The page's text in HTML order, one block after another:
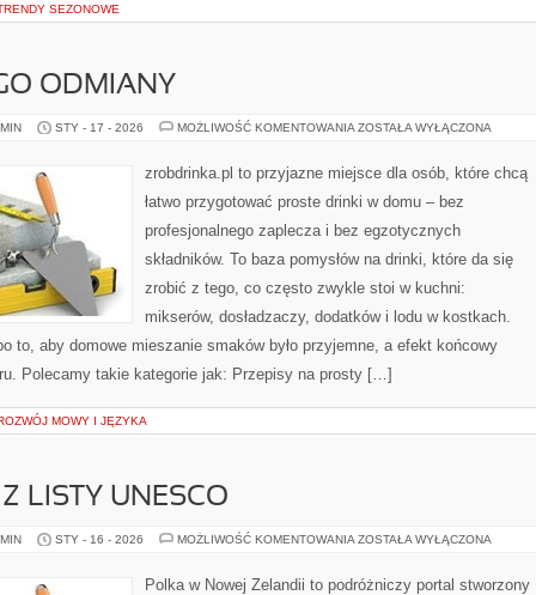
SEZONOWE
ODMIANY
STY - 17 - 2026 MOŻLIWOŚĆ KOMENTOWANIA RUM
ODMIANY
ZOSTAŁA WYŁĄCZONA
zrobdrinka.pl to przyjazne miejsce dla osób, które chcą
łatwo przygotować proste drinki w domu – bez
profesjonalnego zaplecza i bez egzotycznych
składników. To baza pomysłów na drinki, które da się
zrobić z tego, co często zwykle stoi w kuchni:
mikserów, dosładzaczy, dodatków i lodu w kostkach.
to, aby domowe mieszanie smaków było przyjemne, a efekt końcowy
Polecamy takie kategorie jak: Przepisy na prosty […]
MOWY I JĘZYKA
LISTY UNESCO
STY - 16 - 2026 MOŻLIWOŚĆ KOMENTOWANIA MIEJSCA
UNESCO
ZOSTAŁA WYŁĄCZONA
Polka w Nowej Zelandii to podróżniczy portal stworzony